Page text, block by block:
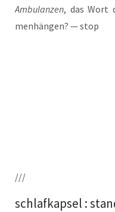
Ambu­lan­zen, das Wort
men­hän­gen? — stop
///
schlafkapsel :